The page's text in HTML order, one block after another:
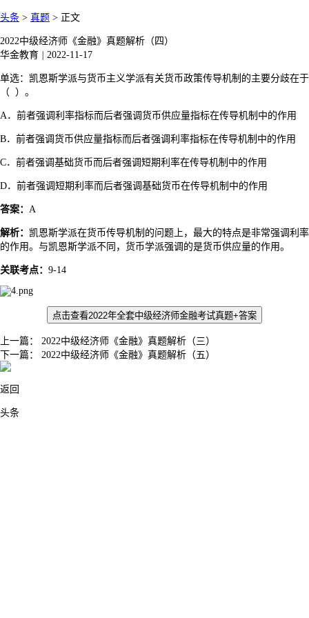
头条 > 真题 > 正文
2022中级经济师《金融》真题解析（四）
华金教育
2022-11-17
单选：凯恩斯学派与货币主义学派有关货币政策传导机制的主要分歧在于
（ ）。
A．前者强调利率指标而后者强调货币供应量指标在传导机制中的作用
B．前者强调货币供应量指标而后者强调利率指标在传导机制中的作用
C．前者强调基础货币而后者强调短期利率在传导机制中的作用
D．前者强调短期利率而后者强调基础货币在传导机制中的作用
答案： A
解析： 凯恩斯学派在货币传导机制的问题上，最大的特点是非常强调利率
的作用。与凯恩斯学派不同，货币学派强调的是货币供应量的作用。
关联考点： 9-14
点击查看2022年全套中级经济师金融考试真题+答案
上一篇： 2022中级经济师《金融》真题解析（三）
下一篇： 2022中级经济师《金融》真题解析（五）
返回
头条